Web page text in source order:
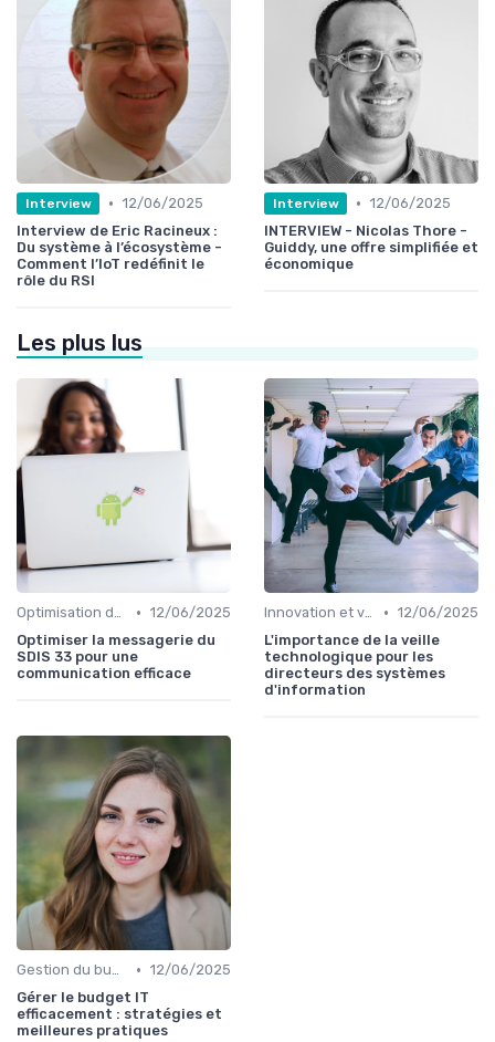
Interview • 12/06/2025
Interview de Eric Racineux :
Du système à l’écosystème -
Comment l’IoT redéfinit le
rôle du RSI
Interview • 12/06/2025
INTERVIEW - Nicolas Thore -
Guiddy, une offre simplifiée et
économique
Les plus lus
Optimisation des infrastructures IT • 12/06/2025
Optimiser la messagerie du
SDIS 33 pour une
communication efficace
Innovation et veille technologique • 12/06/2025
L'importance de la veille
technologique pour les
directeurs des systèmes
d'information
Gestion du budget IT • 12/06/2025
Gérer le budget IT
efficacement : stratégies et
meilleures pratiques